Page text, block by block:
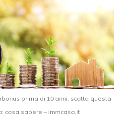
prima di 10 anni, scatta questa
cosa sapere – immcasa.it